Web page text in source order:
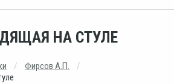
НА СТУЛЕ
Фирсов А.П.